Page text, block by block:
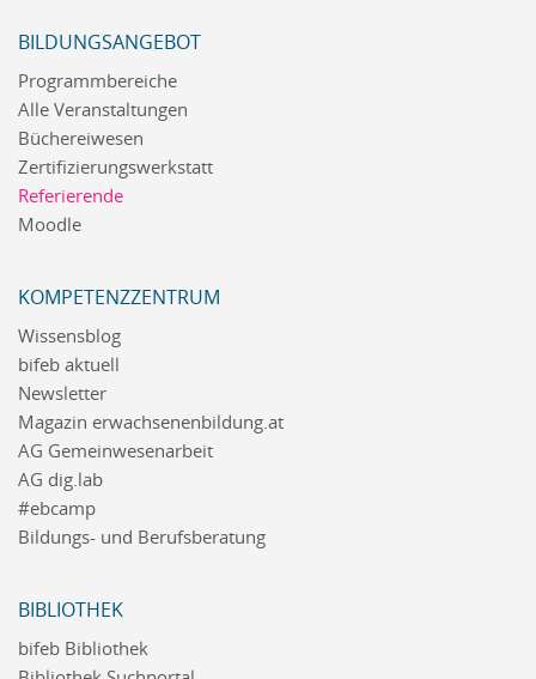
BILDUNGSANGEBOT
Programmbereiche
Alle Veranstaltungen
Büchereiwesen
Zertifizierungswerkstatt
Referierende
Moodle
KOMPETENZZENTRUM
Wissensblog
bifeb aktuell
Newsletter
Magazin erwachsenenbildung.at
AG Gemeinwesenarbeit
AG dig.lab
#ebcamp
Bildungs- und Berufsberatung
BIBLIOTHEK
bifeb Bibliothek